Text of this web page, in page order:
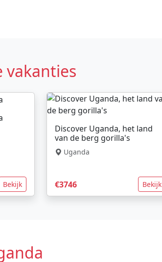
vakanties
Bekijk
Discover Uganda, het land
van de berg gorilla's
Uganda
€3746 Bekijk